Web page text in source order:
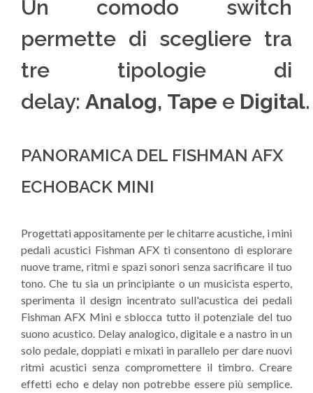
Un comodo switch
permette di scegliere tra
tre tipologie di
delay: Analog, Tape e Digital.
PANORAMICA DEL FISHMAN AFX
ECHOBACK MINI
Progettati appositamente per le chitarre acustiche, i mini
pedali acustici Fishman AFX ti consentono di esplorare
nuove trame, ritmi e spazi sonori senza sacrificare il tuo
tono. Che tu sia un principiante o un musicista esperto,
sperimenta il design incentrato sull'acustica dei pedali
Fishman AFX Mini e sblocca tutto il potenziale del tuo
suono acustico. Delay analogico, digitale e a nastro in un
solo pedale, doppiati e mixati in parallelo per dare nuovi
ritmi acustici senza compromettere il timbro. Creare
effetti echo e delay non potrebbe essere più semplice.